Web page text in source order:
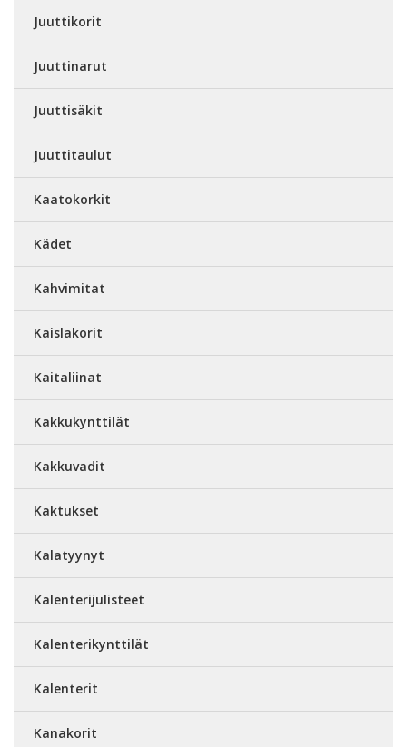
Juuttikorit
Juuttinarut
Juuttisäkit
Juuttitaulut
Kaatokorkit
Kädet
Kahvimitat
Kaislakorit
Kaitaliinat
Kakkukynttilät
Kakkuvadit
Kaktukset
Kalatyynyt
Kalenterijulisteet
Kalenterikynttilät
Kalenterit
Kanakorit